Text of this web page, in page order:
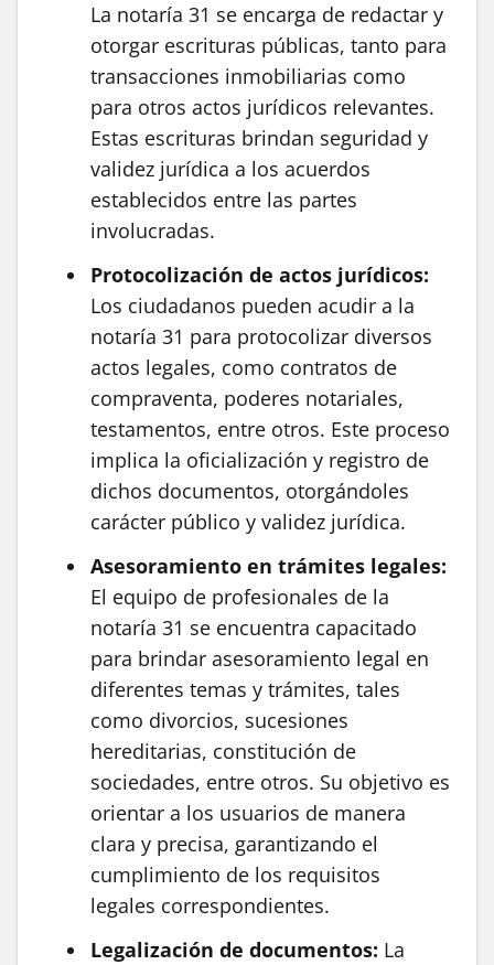
La notaría 31 se encarga de redactar y
otorgar escrituras públicas, tanto para
transacciones inmobiliarias como
para otros actos jurídicos relevantes.
Estas escrituras brindan seguridad y
validez jurídica a los acuerdos
establecidos entre las partes
involucradas.
Protocolización de actos jurídicos:
Los ciudadanos pueden acudir a la
notaría 31 para protocolizar diversos
actos legales, como contratos de
compraventa, poderes notariales,
testamentos, entre otros. Este proceso
implica la oficialización y registro de
dichos documentos, otorgándoles
carácter público y validez jurídica.
Asesoramiento en trámites legales:
El equipo de profesionales de la
notaría 31 se encuentra capacitado
para brindar asesoramiento legal en
diferentes temas y trámites, tales
como divorcios, sucesiones
hereditarias, constitución de
sociedades, entre otros. Su objetivo es
orientar a los usuarios de manera
clara y precisa, garantizando el
cumplimiento de los requisitos
legales correspondientes.
Legalización de documentos: La